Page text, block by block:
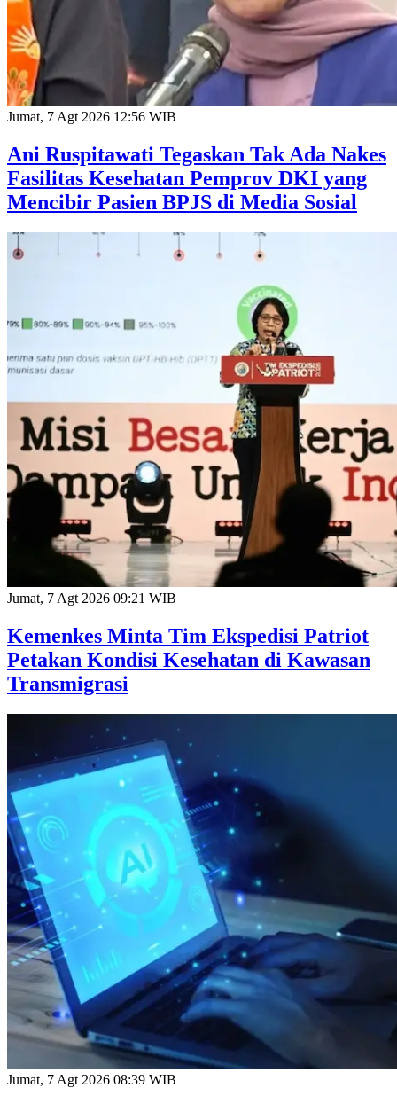
Jumat, 7 Agt 2026 12:56 WIB
Ani Ruspitawati Tegaskan Tak Ada Nakes
Fasilitas Kesehatan Pemprov DKI yang
Mencibir Pasien BPJS di Media Sosial
Jumat, 7 Agt 2026 09:21 WIB
Kemenkes Minta Tim Ekspedisi Patriot
Petakan Kondisi Kesehatan di Kawasan
Transmigrasi
Jumat, 7 Agt 2026 08:39 WIB